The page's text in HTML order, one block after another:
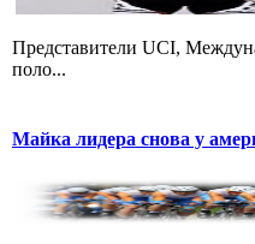
Представители UCI,
поло...
Майка лидера снова у